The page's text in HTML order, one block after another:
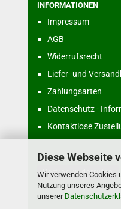
Diese Webseite
Wir verwenden Cookies
Nutzung unseres
unserer
INFORMATIONEN
Impressum
AGB
Widerrufsrecht
Liefer- und
Zahlungsarten
Datenschutz -
Kontaktlose
Vertrag widerrufen